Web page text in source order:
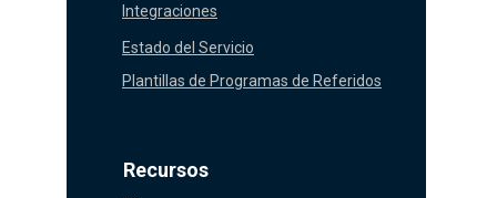
Recursos
Integraciones
Plantillas de Programas de Referidos
Estado del Servicio